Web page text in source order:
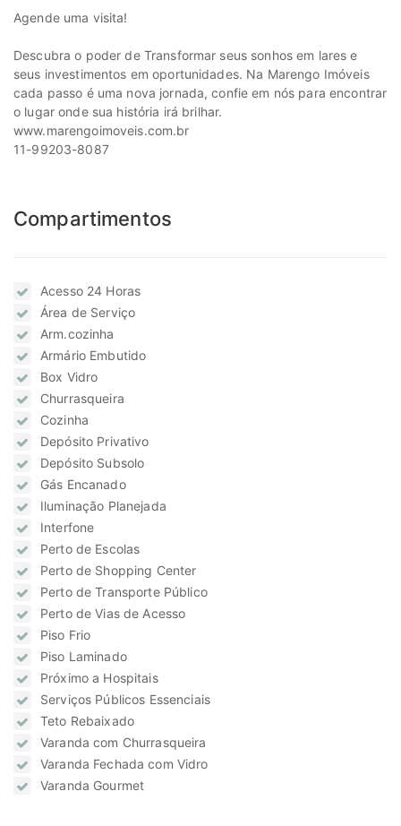
Agende uma visita!
Descubra o poder de Transformar seus sonhos em lares e
seus investimentos em oportunidades. Na Marengo Imóveis
cada passo é uma nova jornada, confie em nós para encontrar
o lugar onde sua história irá brilhar.
www.marengoimoveis.com.br
11-99203-8087
Compartimentos
Acesso 24 Horas
Área de Serviço
Arm.cozinha
Armário Embutido
Box Vidro
Churrasqueira
Cozinha
Depósito Privativo
Depósito Subsolo
Gás Encanado
Iluminação Planejada
Interfone
Perto de Escolas
Perto de Shopping Center
Perto de Transporte Público
Perto de Vias de Acesso
Piso Frio
Piso Laminado
Próximo a Hospitais
Serviços Públicos Essenciais
Teto Rebaixado
Varanda com Churrasqueira
Varanda Fechada com Vidro
Varanda Gourmet